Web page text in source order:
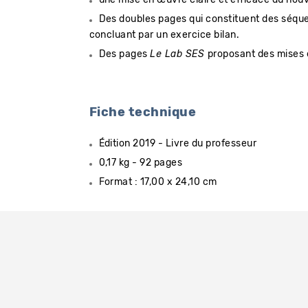
Des doubles pages qui constituent des
concluant par un exercice bilan.
Des pagesLe Lab SES proposant des
Fiche technique
Édition 2019 - Livre du professeur
0,17 kg - 92 pages
Format : 17,00 x 24,10 cm